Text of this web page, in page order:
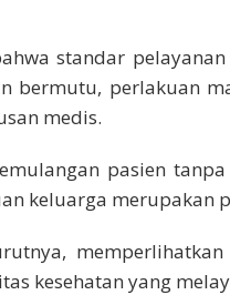
standar
bermutu, perlakuan
medis.
pasien
keluarga merupakan
kesehatan yang